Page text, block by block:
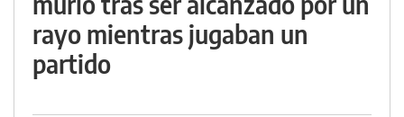
rayo mientras jugaban un
partido